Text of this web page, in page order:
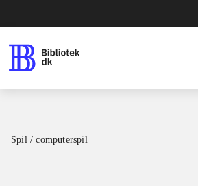
Spil / computerspil